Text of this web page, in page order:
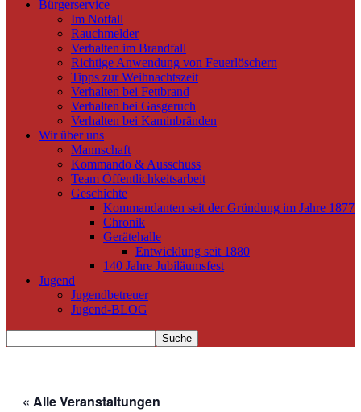
Bürgerservice
Im Notfall
Rauchmelder
Verhalten im Brandfall
Richtige Anwendung von Feuerlöschern
Tipps zur Weihnachtszeit
Verhalten bei Fettbrand
Verhalten bei Gasgeruch
Verhalten bei Kaminbränden
Wir über uns
Mannschaft
Kommando & Ausschuss
Team Öffentlichkeitsarbeit
Geschichte
Kommandanten seit der Gründung im Jahre 1877
Chronik
Gerätehalle
Entwicklung seit 1880
140 Jahre Jubiläumsfest
Jugend
Jugendbetreuer
Jugend-BLOG
« Alle Veranstaltungen